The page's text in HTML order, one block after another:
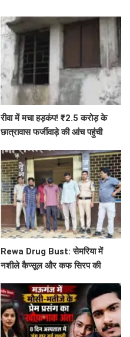
रीवा में मचा हड़कंप! ₹2.5 करोड़ के
छात्रावास फर्जीवाड़े की आंच पहुंची
एक्शन लेटर
Rewa Drug Bust: सेमरिया में
नशीले कैप्सूल और कफ सिरप की
के पीछे